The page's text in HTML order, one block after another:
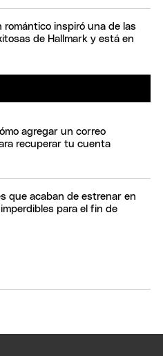
romántico inspiró una de las
de Hallmark y está en
agregar un correo
recuperar tu cuenta
que acaban de estrenar en
para el fin de